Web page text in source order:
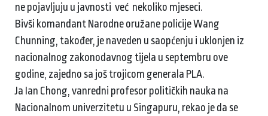
ne pojavljuju u javnosti već nekoliko mjeseci.
Bivši komandant Narodne oružane policije Wang
Chunning, također, je naveden u saopćenju i uklonjen iz
nacionalnog zakonodavnog tijela u septembru ove
godine, zajedno sa još trojicom generala PLA.
Ja Ian Chong, vanredni profesor političkih nauka na
Nacionalnom univerzitetu u Singapuru, rekao je da se